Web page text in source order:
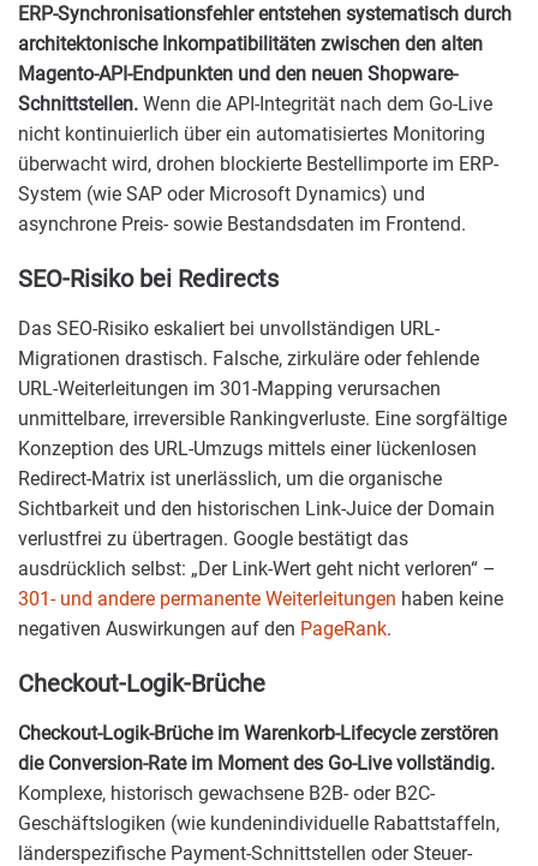
ERP-Synchronisationsfehler entstehen systematisch durch
architektonische Inkompatibilitäten zwischen den alten
Magento-API-Endpunkten und den neuen Shopware-
Schnittstellen. Wenn die API-Integrität nach dem Go-Live
nicht kontinuierlich über ein automatisiertes Monitoring
überwacht wird, drohen blockierte Bestellimporte im ERP-
System (wie SAP oder Microsoft Dynamics) und
asynchrone Preis- sowie Bestandsdaten im Frontend.
SEO-Risiko bei Redirects
Das SEO-Risiko eskaliert bei unvollständigen URL-
Migrationen drastisch. Falsche, zirkuläre oder fehlende
URL-Weiterleitungen im 301-Mapping verursachen
unmittelbare, irreversible Rankingverluste. Eine sorgfältige
Konzeption des URL-Umzugs mittels einer lückenlosen
Redirect-Matrix ist unerlässlich, um die organische
Sichtbarkeit und den historischen Link-Juice der Domain
verlustfrei zu übertragen. Google bestätigt das
ausdrücklich selbst: „Der Link-Wert geht nicht verloren“ –
301- und andere permanente Weiterleitungen haben keine
negativen Auswirkungen auf den PageRank.
Checkout-Logik-Brüche
Checkout-Logik-Brüche im Warenkorb-Lifecycle zerstören
die Conversion-Rate im Moment des Go-Live vollständig.
Komplexe, historisch gewachsene B2B- oder B2C-
Geschäftslogiken (wie kundenindividuelle Rabattstaffeln,
länderspezifische Payment-Schnittstellen oder Steuer-